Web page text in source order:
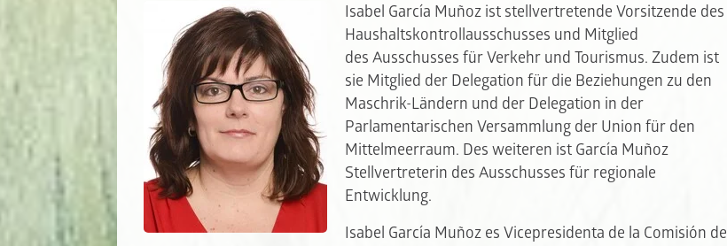
Isabel García Muñoz ist stellvertretende Vorsitzende des
Haushaltskontrollausschusses und Mitglied
des Ausschusses für Verkehr und Tourismus. Zudem ist
sie Mitglied der Delegation für die Beziehungen zu den
Maschrik-Ländern und der Delegation in der
Parlamentarischen Versammlung der Union für den
Mittelmeerraum. Des weiteren ist García Muñoz
Stellvertreterin des Ausschusses für regionale
Entwicklung.
Isabel García Muñoz es Vicepresidenta de la Comisión de